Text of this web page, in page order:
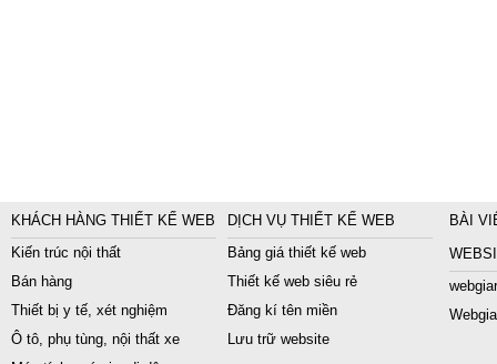
KHÁCH HÀNG THIẾT KẾ WEB
Kiến trúc nội thất
Bán hàng
Thiết bị y tế, xét nghiệm
Ô tô, phụ tùng, nội thất xe
DỊCH VỤ THIẾT KẾ WEB
Bảng giá thiết kế web
Thiết kế web siêu rẻ
Đăng kí tên miền
Lưu trữ website
BÀI